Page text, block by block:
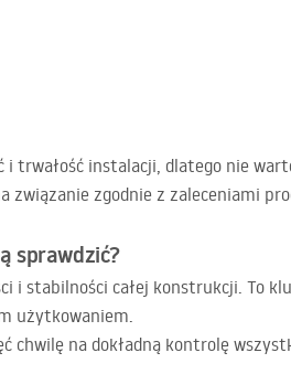
trwałość instalacji, dlatego nie
związanie zgodnie z zaleceniami
sprawdzić?
i stabilności całej konstrukcji. To
użytkowaniem.
chwilę na dokładną kontrolę